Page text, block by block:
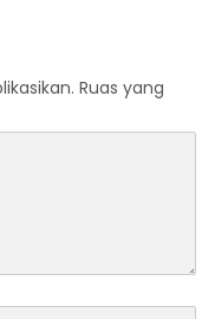
Ruas yang